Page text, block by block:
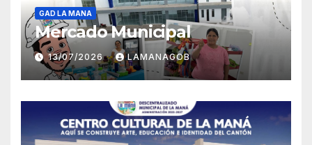
GAD LA MANA
Mercado Municipal
13/07/2026 LAMANAGOB